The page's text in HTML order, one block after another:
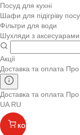
Посуд для кухні
Шафи для підігріву
Фільтри для води
Шухляди з аксесуарами
Акції
Доставка та оплата Про
Доставка та оплата Про
UA RU
КОШИК